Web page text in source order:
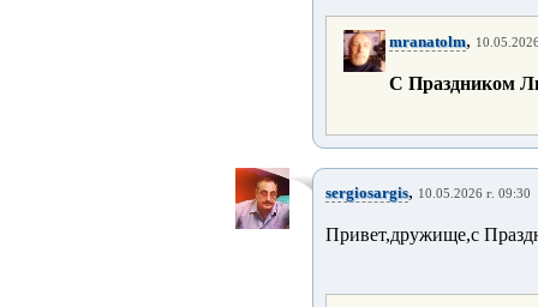
mranatolm,
С Праздником
sergiosargis, 10.05.2026 г. 09:30
Привет,дружище,с